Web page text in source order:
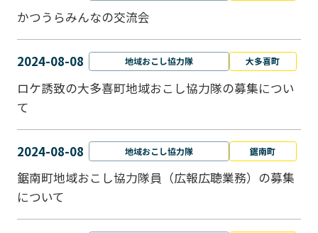
かつうらみんなの交流会
2024-08-08 地域おこし協力隊 大多喜町
ロケ誘致の大多喜町地域おこし協力隊の募集につい
て
2024-08-08 地域おこし協力隊 鋸南町
鋸南町地域おこし協力隊員（広報広聴業務）の募集
について